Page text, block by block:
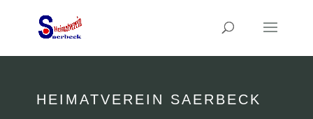
HEIMATVEREIN SAERBECK